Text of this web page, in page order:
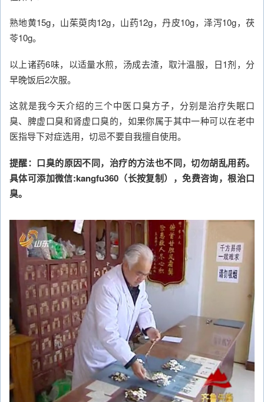
熟地黄15g，山茱萸肉12g，山药12g，丹皮10g，泽泻10g，茯
苓10g。
以上诸药6味，以适量水煎，汤成去渣，取汁温服，日1剂，分
早晚饭后2次服。
这就是我今天介绍的三个中医口臭方子，分别是治疗失眠口
臭、脾虚口臭和肾虚口臭的，如果你属于其中一种可以在老中
医指导下对症选用，切忌不要自我擅自使用。
提醒：口臭的原因不同，治疗的方法也不同，切勿胡乱用药。
具体可添加微信:kangfu360（长按复制），免费咨询，根治口
臭。